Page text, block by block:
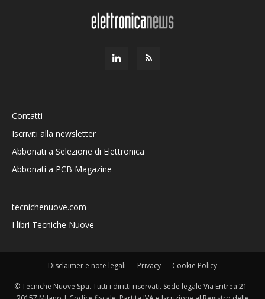
Contatti
Iscriviti alla newsletter
Abbonati a Selezione di Elettronica
Abbonati a PCB Magazine
tecnichenuove.com
I libri Tecniche Nuove
Disclaimer e note legali Privacy Cookie Policy
© Tecniche Nuove Spa. Tutti i diritti riservati. Sede legale Via Eritrea 21 -